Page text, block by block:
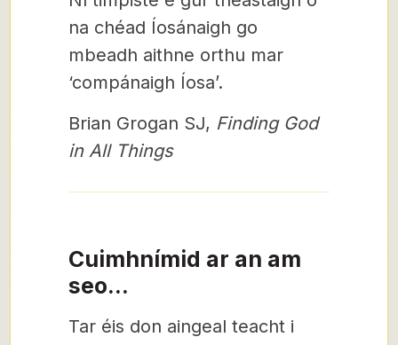
na chéad Íosánaigh go
mbeadh aithne orthu mar
‘compánaigh Íosa’.
Brian Grogan SJ, Finding God
in All Things
Cuimhnímid ar an am
seo...
Tar éis don aingeal teacht i